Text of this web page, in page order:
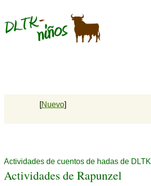
[Nuevo]
Actividades de cuentos de hadas de DLTK
Actividades de Rapunzel